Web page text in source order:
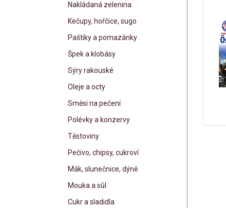
Nakládaná zelenina
Kečupy, hořčice, sugo
Paštiky a pomazánky
Špek a klobásy
Sýry rakouské
Oleje a octy
Směsi na pečení
Polévky a konzervy
Těstoviny
Pečivo, chipsy, cukroví
Mák, slunečnice, dýně
Mouka a sůl
Cukr a sladidla